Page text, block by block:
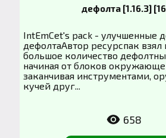
дефолта [1.16.3]
IntEmCet's pack - улучшенные
дефолтаАвтор ресурспак взял
большое количество
начиная от блоков
заканчивая инструментами,
кучей друг...
658